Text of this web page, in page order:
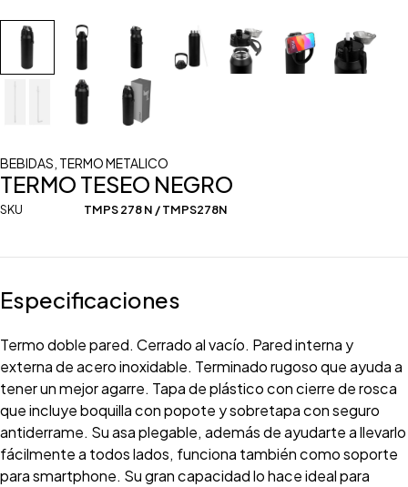
BEBIDAS TERMO METALICO
TERMO TESEO NEGRO
SKU TMPS 278 N / TMPS278N
Especificaciones
Termo doble pared. Cerrado al vacío. Pared interna y
externa de acero inoxidable. Terminado rugoso que ayuda a
tener un mejor agarre. Tapa de plástico con cierre de rosca
que incluye boquilla con popote y sobretapa con seguro
antiderrame. Su asa plegable, además de ayudarte a llevarlo
fácilmente a todos lados, funciona también como soporte
para smartphone. Su gran capacidad lo hace ideal para